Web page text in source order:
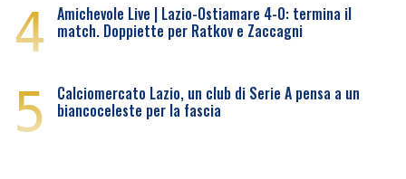
4 Amichevole Live | Lazio-Ostiamare 4-0: termina il
match. Doppiette per Ratkov e Zaccagni
5 Calciomercato Lazio, un club di Serie A pensa a un
biancoceleste per la fascia